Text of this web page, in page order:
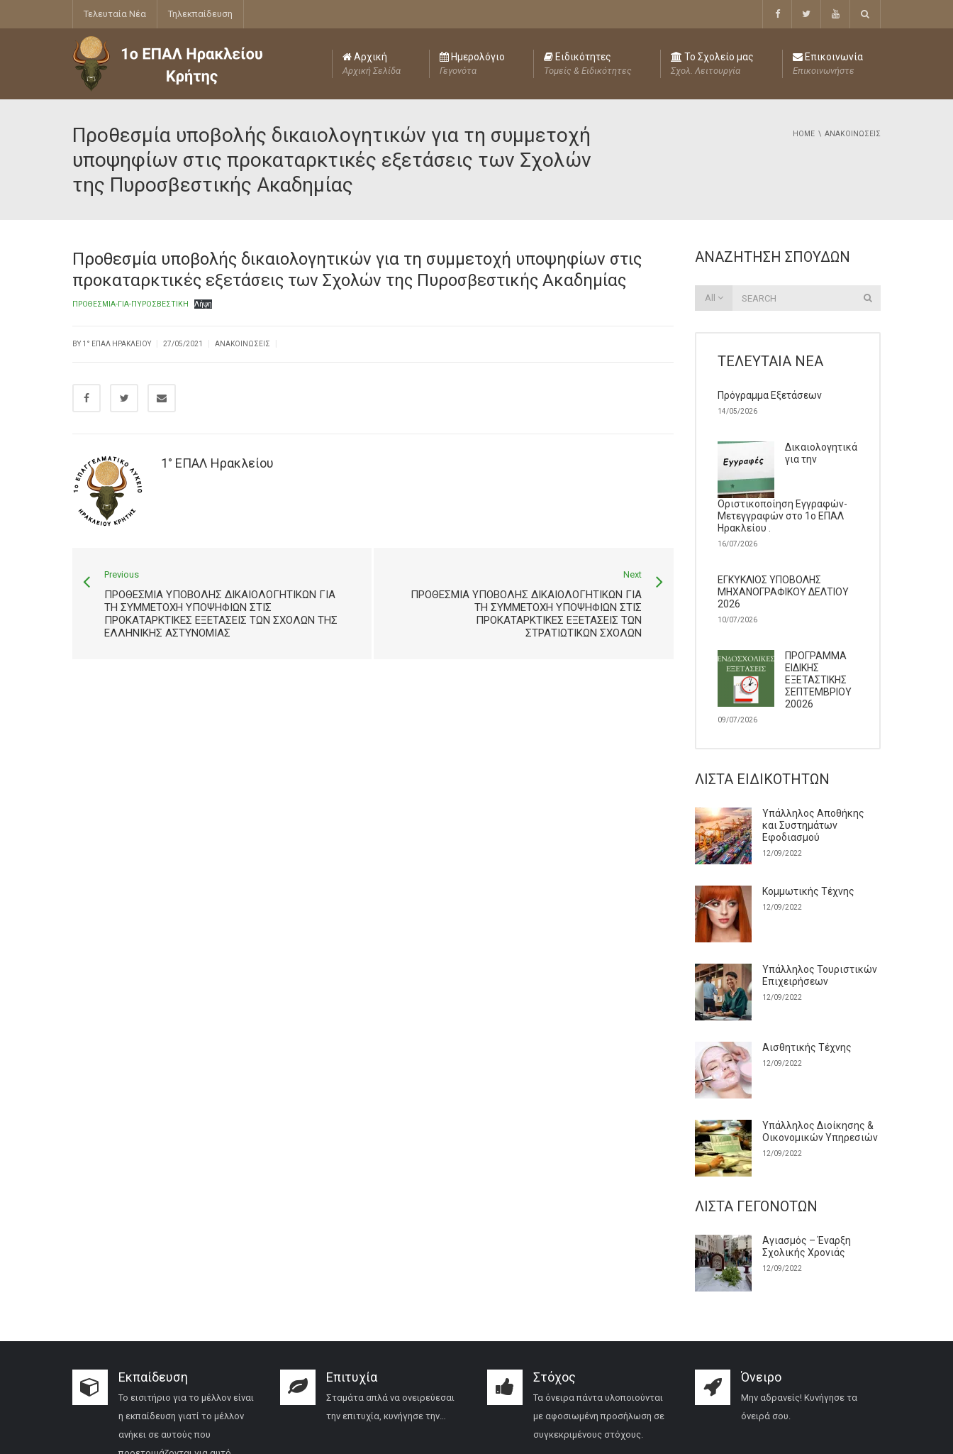
Τελευταία Νέα Τηλεκπαίδευση
Αρχική
Αρχική Σελίδα
Ημερολόγιο
Γεγονότα
Ειδικότητες
Τομείς & Ειδικότητες
Το Σχολείο μας
Σχολ. Λειτουργία
Επικοινωνία
Επικοινωνήστε
Προθεσμία υποβολής δικαιολογητικών για τη συμμετοχή
υποψηφίων στις προκαταρκτικές εξετάσεις των Σχολών
της Πυροσβεστικής Ακαδημίας
HOME ΑΝΑΚΟΙΝΏΣΕΙΣ
Προθεσμία υποβολής δικαιολογητικών για τη συμμετοχή υποψηφίων στις
προκαταρκτικές εξετάσεις των Σχολών της Πυροσβεστικής Ακαδημίας
ΠΡΟΘΕΣΜΙΑ-ΓΙΑ-ΠΥΡΟΣΒΕΣΤΙΚΗ Λήψη
BY1° ΕΠΑΛ ΗΡΑΚΛΕΊΟΥ 27/05/2021 ΑΝΑΚΟΙΝΏΣΕΙΣ
1° ΕΠΑΛ Ηρακλείου
Previous
ΠΡΟΘΕΣΜΊΑ ΥΠΟΒΟΛΉΣ ΔΙΚΑΙΟΛΟΓΗΤΙΚΏΝ ΓΙΑ
ΤΗ ΣΥΜΜΕΤΟΧΉ ΥΠΟΨΗΦΊΩΝ ΣΤΙΣ
ΠΡΟΚΑΤΑΡΚΤΙΚΈΣ ΕΞΕΤΆΣΕΙΣ ΤΩΝ ΣΧΟΛΏΝ ΤΗΣ
ΕΛΛΗΝΙΚΉΣ ΑΣΤΥΝΟΜΊΑΣ
Next
ΠΡΟΘΕΣΜΊΑ ΥΠΟΒΟΛΉΣ ΔΙΚΑΙΟΛΟΓΗΤΙΚΏΝ ΓΙΑ
ΤΗ ΣΥΜΜΕΤΟΧΉ ΥΠΟΨΗΦΊΩΝ ΣΤΙΣ
ΠΡΟΚΑΤΑΡΚΤΙΚΈΣ ΕΞΕΤΆΣΕΙΣ ΤΩΝ
ΣΤΡΑΤΙΩΤΙΚΏΝ ΣΧΟΛΏΝ
ΑΝΑΖΉΤΗΣΗ ΣΠΟΥΔΏΝ
All
ΤΕΛΕΥΤΑΊΑ ΝΈΑ
Πρόγραμμα Εξετάσεων
14/05/2026
Δικαιολογητικά
για την
Οριστικοποίηση Εγγραφών-
Μετεγγραφών στο 1ο ΕΠΑΛ
Ηρακλείου .
16/07/2026
ΕΓΚΥΚΛΙΟΣ ΥΠΟΒΟΛΗΣ
ΜΗΧΑΝΟΓΡΑΦΙΚΟΥ ΔΕΛΤΙΟΥ
2026
10/07/2026
ΠΡΟΓΡΑΜΜΑ
ΕΙΔΙΚΗΣ
ΕΞΕΤΑΣΤΙΚΗΣ
ΣΕΠΤΕΜΒΡΙΟΥ
20026
09/07/2026
ΛΊΣΤΑ ΕΙΔΙΚΟΤΉΤΩΝ
Υπάλληλος Αποθήκης
και Συστημάτων
Εφοδιασμού
12/09/2022
Κομμωτικής Τέχνης
12/09/2022
Υπάλληλος Τουριστικών
Επιχειρήσεων
12/09/2022
Αισθητικής Τέχνης
12/09/2022
Υπάλληλος Διοίκησης &
Οικονομικών Υπηρεσιών
12/09/2022
ΛΊΣΤΑ ΓΕΓΟΝΌΤΩΝ
Αγιασμός – Έναρξη
Σχολικής Χρονιάς
12/09/2022
Εκπαίδευση
Το εισιτήριο για το μέλλον είναι
η εκπαίδευση γιατί το μέλλον
ανήκει σε αυτούς που
Επιτυχία
Σταμάτα απλά να ονειρεύεσαι
την επιτυχία, κυνήγησε την…
Στόχος
Τα όνειρα πάντα υλοποιούνται
με αφοσιωμένη προσήλωση σε
συγκεκριμένους στόχους.
Όνειρο
Μην αδρανείς! Κυνήγησε τα
όνειρά σου.